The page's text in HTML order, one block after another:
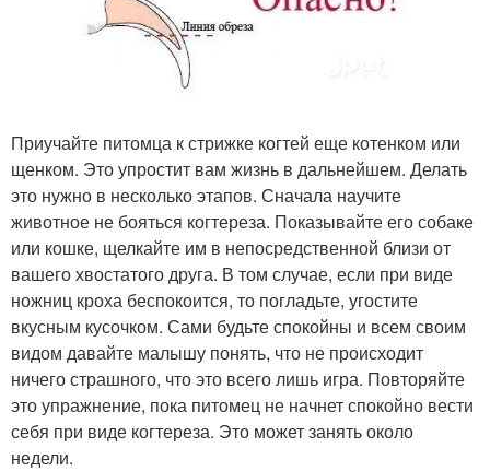
Приучайте питомца к стрижке когтей еще котенком или
щенком. Это упростит вам жизнь в дальнейшем. Делать
это нужно в несколько этапов. Сначала научите
животное не бояться когтереза. Показывайте его собаке
или кошке, щелкайте им в непосредственной близи от
вашего хвостатого друга. В том случае, если при виде
ножниц кроха беспокоится, то погладьте, угостите
вкусным кусочком. Сами будьте спокойны и всем своим
видом давайте малышу понять, что не происходит
ничего страшного, что это всего лишь игра. Повторяйте
это упражнение, пока питомец не начнет спокойно вести
себя при виде когтереза. Это может занять около
недели.